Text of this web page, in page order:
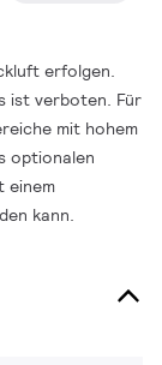
erfolgen.
ist verboten. Für
mit hohem
optionalen
einem
kann.